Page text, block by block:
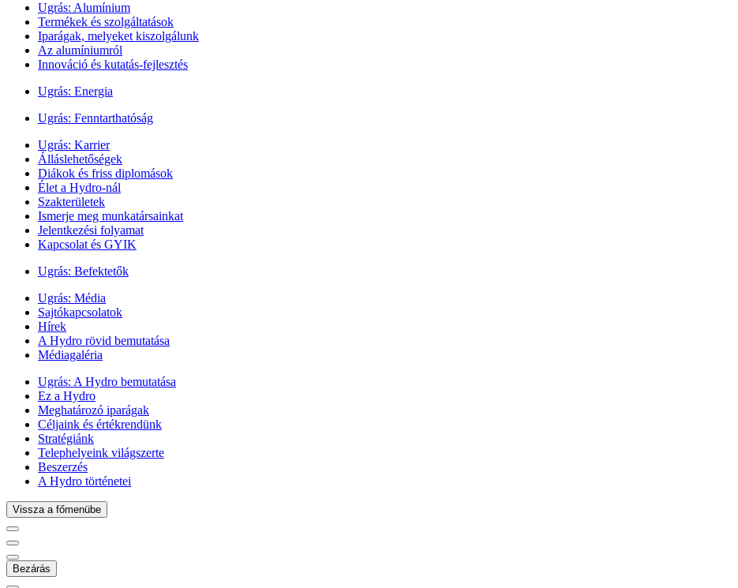
Ugrás: Alumínium
Termékek és szolgáltatások
Iparágak, melyeket kiszolgálunk
Az alumíniumról
Innováció és kutatás-fejlesztés
Ugrás: Energia
Ugrás: Fenntarthatóság
Ugrás: Karrier
Álláslehetőségek
Diákok és friss diplomások
Élet a Hydro-nál
Szakterületek
Ismerje meg munkatársainkat
Jelentkezési folyamat
Kapcsolat és GYIK
Ugrás: Befektetők
Ugrás: Média
Sajtókapcsolatok
Hírek
A Hydro rövid bemutatása
Médiagaléria
Ugrás: A Hydro bemutatása
Ez a Hydro
Meghatározó iparágak
Céljaink és értékrendünk
Stratégiánk
Telephelyeink világszerte
Beszerzés
A Hydro történetei
Vissza a főmenübe
Bezárás